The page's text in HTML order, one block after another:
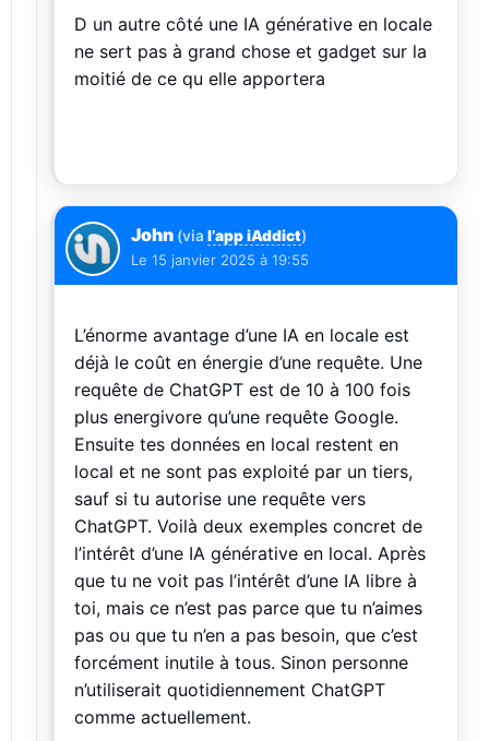
D un autre côté une IA générative en locale
ne sert pas à grand chose et gadget sur la
moitié de ce qu elle apportera
John (via l’app iAddict)
Le 15 janvier 2025 à 19:55
L’énorme avantage d’une IA en locale est
déjà le coût en énergie d’une requête. Une
requête de ChatGPT est de 10 à 100 fois
plus energivore qu’une requête Google.
Ensuite tes données en local restent en
local et ne sont pas exploité par un tiers,
sauf si tu autorise une requête vers
ChatGPT. Voilà deux exemples concret de
l’intérêt d’une IA générative en local. Après
que tu ne voit pas l’intérêt d’une IA libre à
toi, mais ce n’est pas parce que tu n’aimes
pas ou que tu n’en a pas besoin, que c’est
forcément inutile à tous. Sinon personne
n’utiliserait quotidiennement ChatGPT
comme actuellement.